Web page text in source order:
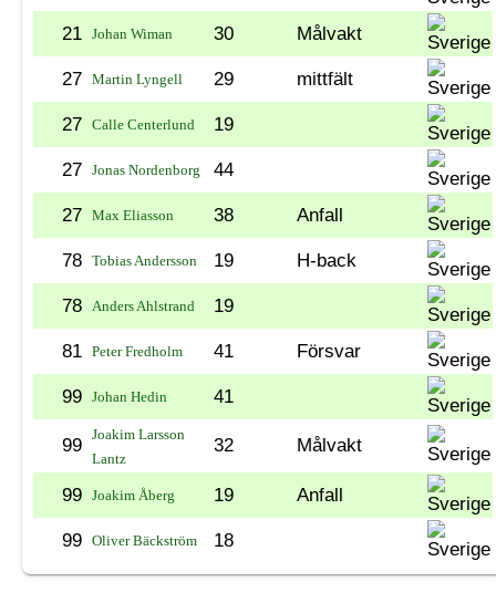
21 Johan Wiman 30 Målvakt
27 Martin Lyngell 29 mittfält
27 Calle Centerlund 19
27 Jonas Nordenborg 44
27 Max Eliasson 38 Anfall
78 Tobias Andersson 19 H-back
78 Anders Ahlstrand 19
81 Peter Fredholm 41 Försvar
99 Johan Hedin 41
99
Joakim Larsson
Lantz
32 Målvakt
99 Joakim Åberg 19 Anfall
99 Oliver Bäckström 18